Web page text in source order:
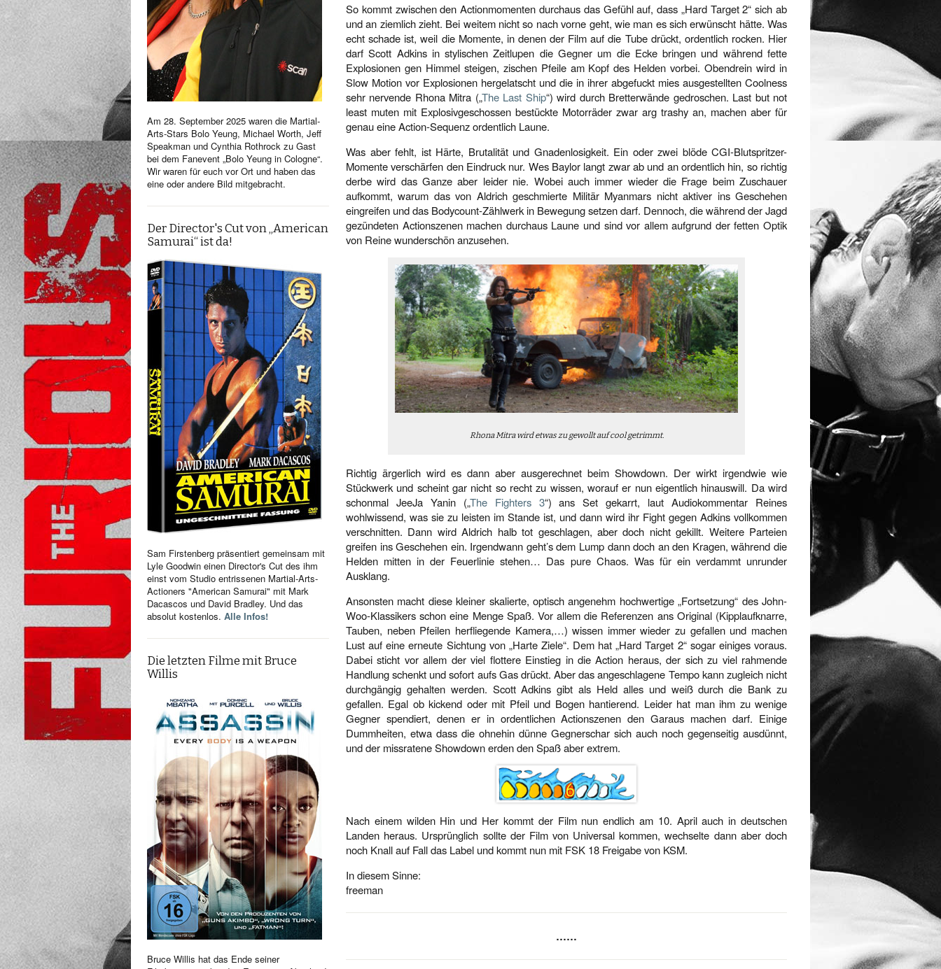
Am 28. September 2025 waren die Martial-
Arts-Stars Bolo Yeung, Michael Worth, Jeff
Speakman und Cynthia Rothrock zu Gast
bei dem Fanevent „Bolo Yeung in Cologne“.
Wir waren für euch vor Ort und haben das
eine oder andere Bild mitgebracht.
Der Director's Cut von „American
Samurai“ ist da!
Sam Firstenberg präsentiert gemeinsam mit
Lyle Goodwin einen Director's Cut des ihm
einst vom Studio entrissenen Martial-Arts-
Actioners "American Samurai" mit Mark
Dacascos und David Bradley. Und das
absolut kostenlos. Alle Infos!
Die letzten Filme mit Bruce
Willis
Bruce Willis hat das Ende seiner
So kommt zwischen den Actionmomenten durchaus das Gefühl auf, dass „Hard Target 2“ sich ab
und an ziemlich zieht. Bei weitem nicht so nach vorne geht, wie man es sich erwünscht hätte. Was
echt schade ist, weil die Momente, in denen der Film auf die Tube drückt, ordentlich rocken. Hier
darf Scott Adkins in stylischen Zeitlupen die Gegner um die Ecke bringen und während fette
Explosionen gen Himmel steigen, zischen Pfeile am Kopf des Helden vorbei. Obendrein wird in
Slow Motion vor Explosionen hergelatscht und die in ihrer abgefuckt mies ausgestellten Coolness
sehr nervende Rhona Mitra („The Last Ship“) wird durch Bretterwände gedroschen. Last but not
least muten mit Explosivgeschossen bestückte Motorräder zwar arg trashy an, machen aber für
genau eine Action-Sequenz ordentlich Laune.
Was aber fehlt, ist Härte, Brutalität und Gnadenlosigkeit. Ein oder zwei blöde CGI-Blutspritzer-
Momente verschärfen den Eindruck nur. Wes Baylor langt zwar ab und an ordentlich hin, so richtig
derbe wird das Ganze aber leider nie. Wobei auch immer wieder die Frage beim Zuschauer
aufkommt, warum das von Aldrich geschmierte Militär Myanmars nicht aktiver ins Geschehen
eingreifen und das Bodycount-Zählwerk in Bewegung setzen darf. Dennoch, die während der Jagd
gezündeten Actionszenen machen durchaus Laune und sind vor allem aufgrund der fetten Optik
von Reine wunderschön anzusehen.
Rhona Mitra wird etwas zu gewollt auf cool getrimmt.
Richtig ärgerlich wird es dann aber ausgerechnet beim Showdown. Der wirkt irgendwie wie
Stückwerk und scheint gar nicht so recht zu wissen, worauf er nun eigentlich hinauswill. Da wird
schonmal JeeJa Yanin („The Fighters 3“) ans Set gekarrt, laut Audiokommentar Reines
wohlwissend, was sie zu leisten im Stande ist, und dann wird ihr Fight gegen Adkins vollkommen
verschnitten. Dann wird Aldrich halb tot geschlagen, aber doch nicht gekillt. Weitere Parteien
greifen ins Geschehen ein. Irgendwann geht’s dem Lump dann doch an den Kragen, während die
Helden mitten in der Feuerlinie stehen… Das pure Chaos. Was für ein verdammt unrunder
Ausklang.
Ansonsten macht diese kleiner skalierte, optisch angenehm hochwertige „Fortsetzung“ des John-
Woo-Klassikers schon eine Menge Spaß. Vor allem die Referenzen ans Original (Kipplaufknarre,
Tauben, neben Pfeilen herfliegende Kamera,…) wissen immer wieder zu gefallen und machen
Lust auf eine erneute Sichtung von „Harte Ziele“. Dem hat „Hard Target 2“ sogar einiges voraus.
Dabei sticht vor allem der viel flottere Einstieg in die Action heraus, der sich zu viel rahmende
Handlung schenkt und sofort aufs Gas drückt. Aber das angeschlagene Tempo kann zugleich nicht
durchgängig gehalten werden. Scott Adkins gibt als Held alles und weiß durch die Bank zu
gefallen. Egal ob kickend oder mit Pfeil und Bogen hantierend. Leider hat man ihm zu wenige
Gegner spendiert, denen er in ordentlichen Actionszenen den Garaus machen darf. Einige
Dummheiten, etwa dass die ohnehin dünne Gegnerschar sich auch noch gegenseitig ausdünnt,
und der missratene Showdown erden den Spaß aber extrem.
Nach einem wilden Hin und Her kommt der Film nun endlich am 10. April auch in deutschen
Landen heraus. Ursprünglich sollte der Film von Universal kommen, wechselte dann aber doch
noch Knall auf Fall das Label und kommt nun mit FSK 18 Freigabe von KSM.
In diesem Sinne:
freeman
……